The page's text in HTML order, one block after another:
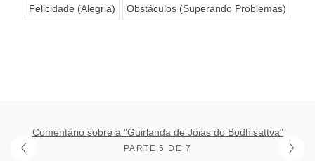
Felicidade (Alegria) Obstáculos (Superando Problemas)
Comentário sobre a "Guirlanda de Joias do Bodhisattva"
PARTE 5 DE 7